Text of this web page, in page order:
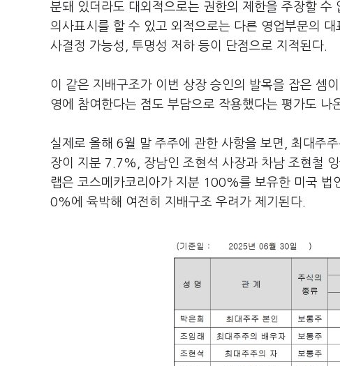
분돼 있더라도 대외적으로는 권한의 제한을 주장할
의사표시를 할 수 있고 외적으로는 다른 영업부문의
사결정 가능성, 투명성 저하 등이 단점으로 지적된다.
이 같은 지배구조가 이번 상장 승인의 발목을 잡은 셈
영에 참여한다는 점도 부담으로 작용했다는 평가도 나
실제로 올해 6월 말 주주에 관한 사항을 보면, 최대주
장이 지분 7.7%, 장남인 조현석 사장과 차남 조현철
랩은 코스메카코리아가 지분 100%를 보유한 미국
0%에 육박해 여전히 지배구조 우려가 제기된다.